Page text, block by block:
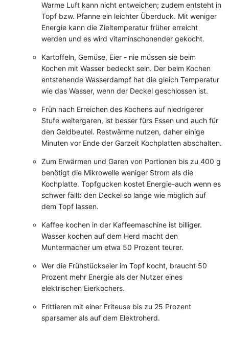
Warme Luft kann nicht entweichen; zudem entsteht in
Topf bzw. Pfanne ein leichter Überduck. Mit weniger
Energie kann die Zieltemperatur früher erreicht
werden und es wird vitaminschonender gekocht.
Kartoffeln, Gemüse, Eier - nie müssen sie beim
Kochen mit Wasser bedeckt sein. Der beim Kochen
entstehende Wasserdampf hat die gleich Temperatur
wie das Wasser, wenn der Deckel geschlossen ist.
Früh nach Erreichen des Kochens auf niedrigerer
Stufe weitergaren, ist besser fürs Essen und auch für
den Geldbeutel. Restwärme nutzen, daher einige
Minuten vor Ende der Garzeit Kochplatten abschalten.
Zum Erwärmen und Garen von Portionen bis zu 400 g
benötigt die Mikrowelle weniger Strom als die
Kochplatte. Topfgucken kostet Energie-auch wenn es
schwer fällt: den Deckel so lange wie möglich auf
dem Topf lassen.
Kaffee kochen in der Kaffeemaschine ist billiger.
Wasser kochen auf dem Herd macht den
Muntermacher um etwa 50 Prozent teurer.
Wer die Frühstückseier im Topf kocht, braucht 50
Prozent mehr Energie als der Nutzer eines
elektrischen Eierkochers.
Frittieren mit einer Friteuse bis zu 25 Prozent
sparsamer als auf dem Elektroherd.